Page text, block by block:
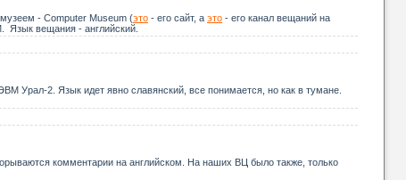
- Computer Museum (это - его сайт, а это - его канал вещаний на
Язык вещания - английский.
Урал-2. Язык идет явно славянский, все понимается, но как в тумане.
комментарии на английском. На наших ВЦ было также, только